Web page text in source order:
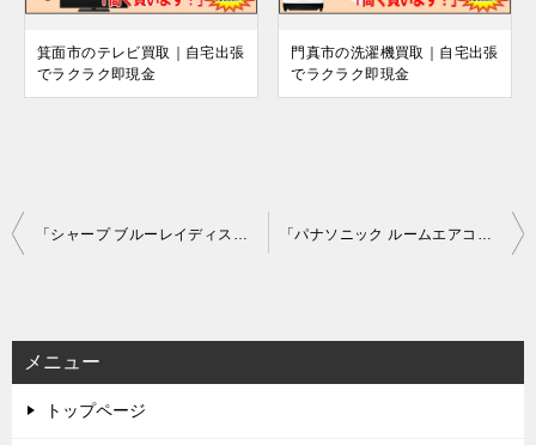
箕面市のテレビ買取｜自宅出張
でラクラク即現金
門真市の洗濯機買取｜自宅出張
でラクラク即現金
投
ビ
ゲ
ー
「シャープ ブルーレイディスクレコーダー 2B-C05BW1」を大阪府泉佐野市で買取(8月5日) 「パナソニック ルームエアコン 主に8畳用 CS-XS258C-W エオリア上位モデル」を大阪府寝屋川市で買取(8月6日)
メニュー
トップページ